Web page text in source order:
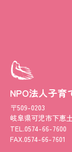
NPO法人子育
〒509-0203
岐阜県可児市下恵
TEL.0574-66-7600
FAX.0574-66-7601